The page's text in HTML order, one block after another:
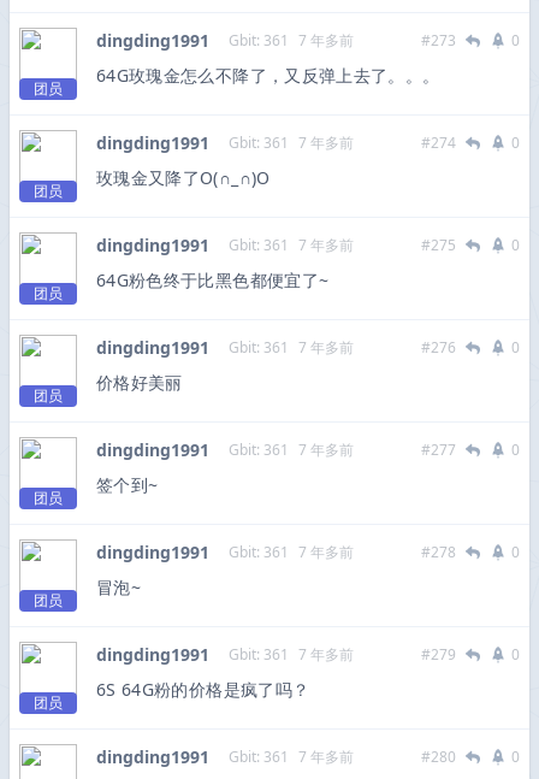
团员
dingding1991 Gbit: 361 7 年多前 #273 0
64G玫瑰金怎么不降了，又反弹上去了。。。
团员
dingding1991 Gbit: 361 7 年多前 #274 0
玫瑰金又降了O(∩_∩)O
团员
dingding1991 Gbit: 361 7 年多前 #275 0
64G粉色终于比黑色都便宜了~
团员
dingding1991 Gbit: 361 7 年多前 #276 0
价格好美丽
团员
dingding1991 Gbit: 361 7 年多前 #277 0
签个到~
团员
dingding1991 Gbit: 361 7 年多前 #278 0
冒泡~
团员
dingding1991 Gbit: 361 7 年多前 #279 0
6S 64G粉的价格是疯了吗？
dingding1991 Gbit: 361 7 年多前 #280 0